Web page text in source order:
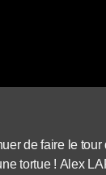
de faire le
tortue ! Alex